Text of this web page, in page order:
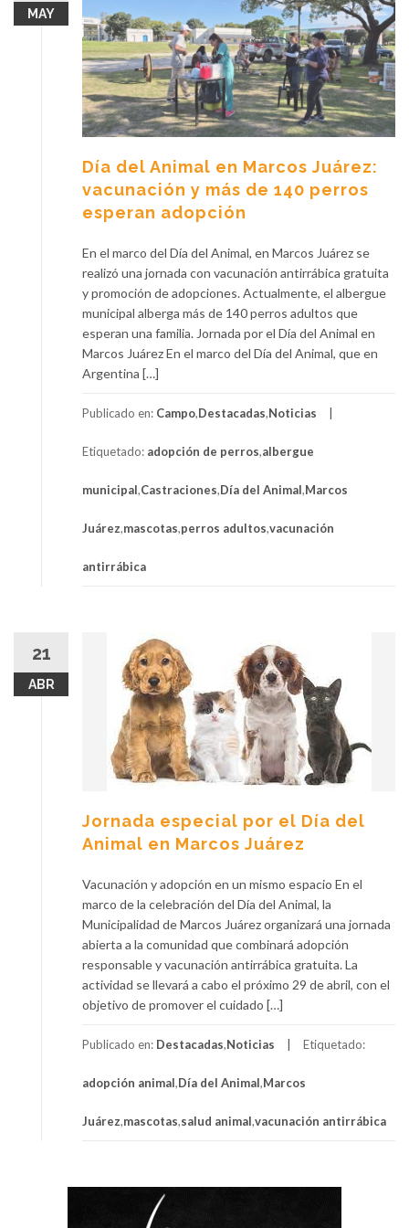
MAY
Día del Animal en Marcos Juárez:
vacunación y más de 140 perros
esperan adopción
En el marco del Día del Animal, en Marcos Juárez se
realizó una jornada con vacunación antirrábica gratuita
y promoción de adopciones. Actualmente, el albergue
municipal alberga más de 140 perros adultos que
esperan una familia. Jornada por el Día del Animal en
Marcos Juárez En el marco del Día del Animal, que en
Argentina […]
Publicado en: Campo,Destacadas,Noticias
Etiquetado: adopción de perros,albergue
municipal,Castraciones,Día del Animal,Marcos
Juárez,mascotas,perros adultos,vacunación
antirrábica
21
ABR
Jornada especial por el Día del
Animal en Marcos Juárez
Vacunación y adopción en un mismo espacio En el
marco de la celebración del Día del Animal, la
Municipalidad de Marcos Juárez organizará una jornada
abierta a la comunidad que combinará adopción
responsable y vacunación antirrábica gratuita. La
actividad se llevará a cabo el próximo 29 de abril, con el
objetivo de promover el cuidado […]
Publicado en: Destacadas,Noticias Etiquetado:
adopción animal,Día del Animal,Marcos
Juárez,mascotas,salud animal,vacunación antirrábica